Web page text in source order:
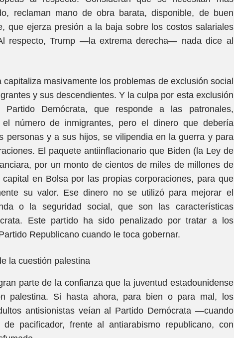
reclaman mano de obra barata, disponible, de buen
que ejerza presión a la baja sobre los costos salariales
respecto, Trump —la extrema derecha— nada dice al
masivamente los problemas de exclusión social
y sus descendientes. Y la culpa por esta exclusión
Demócrata, que responde a las patronales,
el número de inmigrantes, pero el dinero que debería
personas y a sus hijos, se vilipendia en la guerra y para
El paquete antiinflacionario que Biden (la Ley de
por un monto de cientos de miles de millones de
en Bolsa por las propias corporaciones, para que
su valor. Ese dinero no se utilizó para mejorar el
o la seguridad social, que son las características
Este partido ha sido penalizado por tratar a los
Republicano cuando le toca gobernar.
la cuestión palestina
parte de la confianza que la juventud estadounidense
palestina. Si hasta ahora, para bien o para mal, los
antisionistas veían al Partido Demócrata —cuando
pacificador, frente al antiarabismo republicano, con